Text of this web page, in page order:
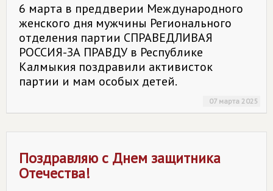
6 марта в преддверии Международного
женского дня мужчины Регионального
отделения партии СПРАВЕДЛИВАЯ
РОССИЯ-ЗА ПРАВДУ в Республике
Калмыкия поздравили активисток
партии и мам особых детей.
07 марта 2025
Поздравляю с Днем защитника
Отечества!